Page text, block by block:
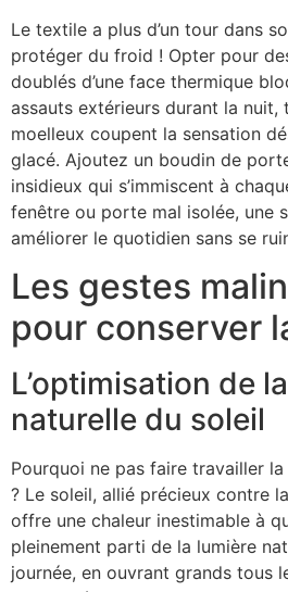
Le textile a plus d’un tour dans
protéger du froid ! Opter pour
doublés d’une face thermique
assauts extérieurs durant la nuit,
moelleux coupent la sensation
glacé. Ajoutez un boudin de
insidieux qui s’immiscent à
fenêtre ou porte mal isolée, une
améliorer le quotidien sans se
Les gestes
pour conserver
L’optimisation de
naturelle du soleil
Pourquoi ne pas faire travailler
? Le soleil, allié précieux contre
offre une chaleur inestimable à
pleinement parti de la lumière
journée, en ouvrant grands tous